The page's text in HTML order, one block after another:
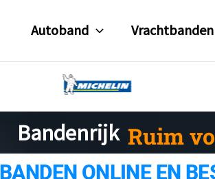
Autoband Vrachtbanden
Bandenrijk Ruim
ONLINE EN